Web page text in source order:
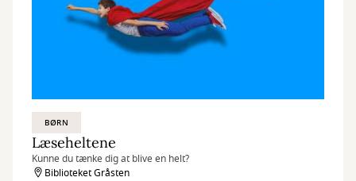
BØRN
Læseheltene
Kunne du tænke dig at blive en helt?
Biblioteket Gråsten